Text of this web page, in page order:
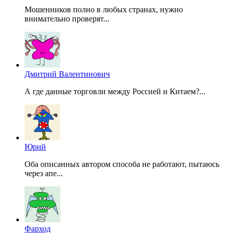
Мошенников полно в любых странах, нужно
внимательно проверят...
Дмитрий Валентинович
А где данные торговли между Россией и Китаем?...
Юрий
Оба описанных автором способа не работают, пытаюсь
через апе...
Фарход